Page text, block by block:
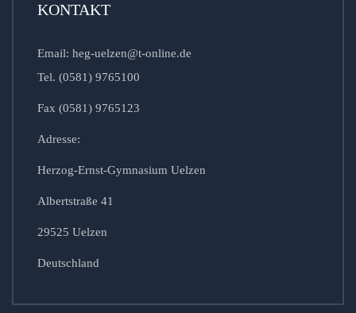
KONTAKT
Email: heg-uelzen@t-online.de
Tel. (0581) 9765100
Fax (0581) 9765123
Adresse:
Herzog-Ernst-Gymnasium Uelzen
Albertstraße 41
29525 Uelzen
Deutschland